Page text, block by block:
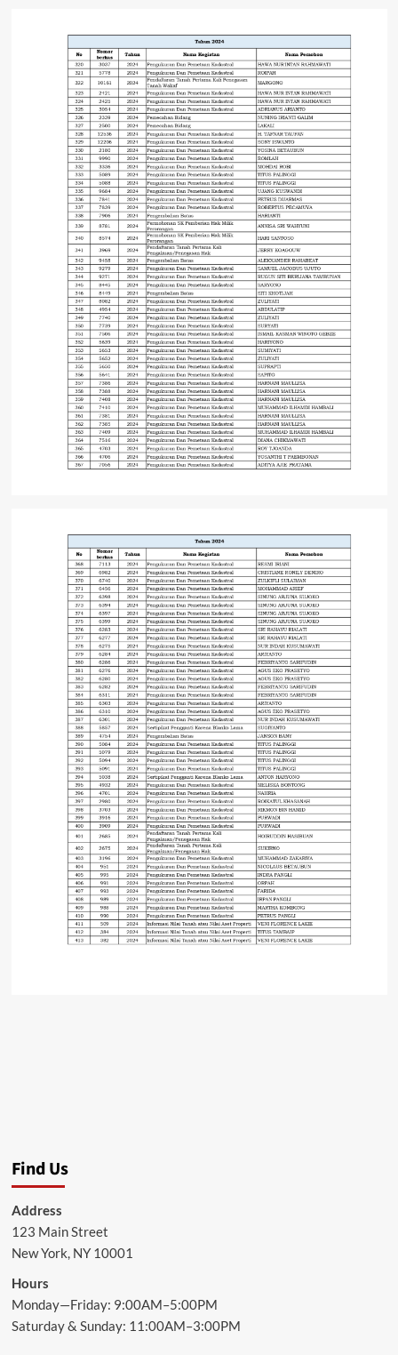
Find Us
Address
123 Main Street
New York, NY 10001
Hours
Monday—Friday: 9:00AM–5:00PM
Saturday & Sunday: 11:00AM–3:00PM